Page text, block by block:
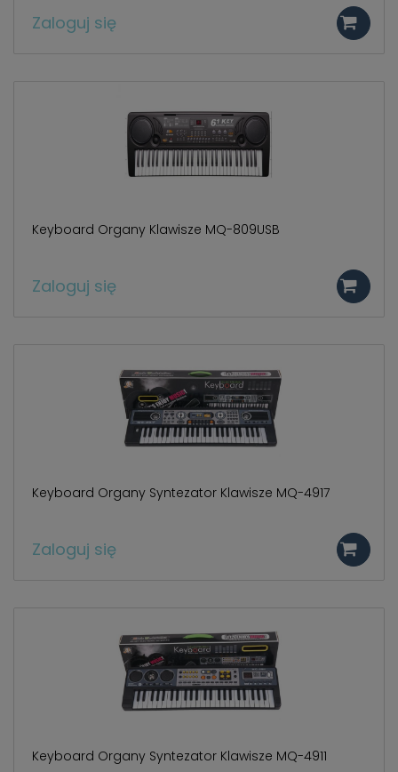
Zaloguj się
Keyboard Organy Klawisze MQ-809USB
Zaloguj się
Keyboard Organy Syntezator Klawisze MQ-4917
Zaloguj się
Keyboard Organy Syntezator Klawisze MQ-4911